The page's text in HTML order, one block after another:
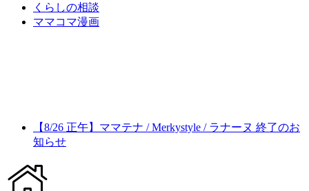
くらしの相談
ママコマ漫画
【8/26 正午】ママテナ / Merkystyle / ラナーヌ 終了のお
知らせ